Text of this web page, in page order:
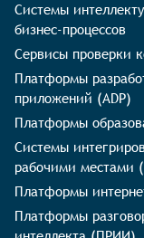
Системы
бизнес-процессов
Сервисы проверки
Платформы
приложений (ADP)
Платформы
Системы
рабочими местами
Платформы
Платформы